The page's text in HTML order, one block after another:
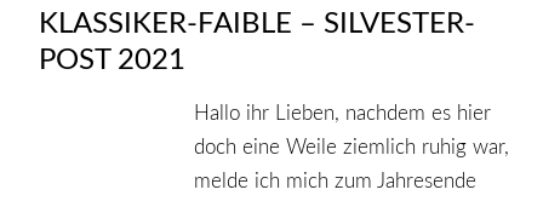
KLASSIKER-FAIBLE – SILVESTER-
POST 2021
Hallo ihr Lieben, nachdem es hier
doch eine Weile ziemlich ruhig war,
melde ich mich zum Jahresende